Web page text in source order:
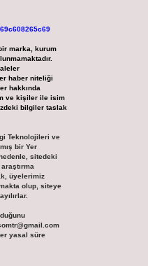
marka, kurum
haber niteliği
hakkında
ve kişiler ile isim
bilgiler taslak
Teknolojileri ve
bir Yer
sitedeki
üyelerimiz
olup, siteye
yasal süre